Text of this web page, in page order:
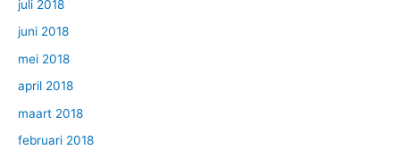
juli 2018
juni 2018
mei 2018
april 2018
maart 2018
februari 2018